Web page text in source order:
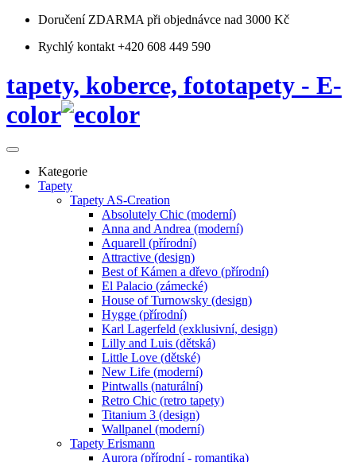
Doručení ZDARMA při objednávce nad 3000 Kč
Rychlý kontakt +420 608 449 590
tapety, koberce, fototapety - E-
color
Kategorie
Tapety
Tapety AS-Creation
Absolutely Chic (moderní)
Anna and Andrea (moderní)
Aquarell (přírodní)
Attractive (design)
Best of Kámen a dřevo (přírodní)
El Palacio (zámecké)
House of Turnowsky (design)
Hygge (přírodní)
Karl Lagerfeld (exklusivní, design)
Lilly and Luis (dětská)
Little Love (dětské)
New Life (moderní)
Pintwalls (naturální)
Retro Chic (retro tapety)
Titanium 3 (design)
Wallpanel (moderní)
Tapety Erismann
Aurora (přírodní - romantika)